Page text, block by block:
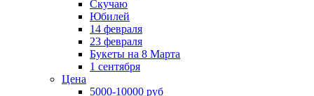
Скучаю
Юбилей
14 февраля
23 февраля
Букеты на 8 Марта
1 сентября
Цена
5000-10000 руб